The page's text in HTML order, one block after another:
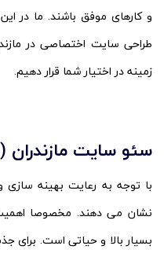
و کارهای موفق باشند. ما در
طراحی سایت اختصاصی در
زمینه در اختیار شما قرار دهیم.
سئو سایت مازندران
با توجه به رعایت بهینه
نشان می دهند. مخصوصا
بسیار بالا و حیاتی است. برای